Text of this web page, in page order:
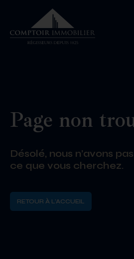
Page non
Désolé, nous n’avons
ce que vous cherchez.
RETOUR À L'ACCUEIL